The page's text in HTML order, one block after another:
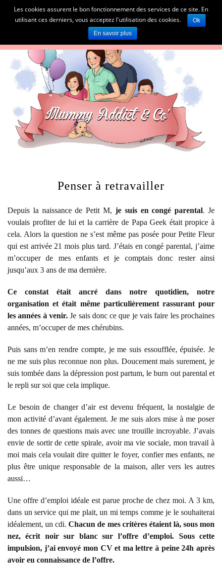
Penser à retravailler
Depuis la naissance de Petit M, je suis en congé parental. Je
voulais profiter de lui et la carrière de Papa Geek était propice à
cela. Alors la question ne s’est même pas posée pour Petite Fleur
qui est arrivée 21 mois plus tard. J’étais en congé parental, j’aime
m’occuper de mes enfants et je comptais donc rester ainsi
jusqu’aux 3 ans de ma dernière.
Ce constat était ancré dans notre quotidien, notre
organisation et était même particulièrement rassurant pour
les années à venir.Je sais donc ce que je vais faire les prochaines
années, m’occuper de mes chérubins.
Puis sans m’en rendre compte, je me suis essoufflée, épuisée. Je
ne me suis plus reconnue non plus. Doucement mais surement, je
suis tombée dans la dépression post partum, le burn out parental et
le repli sur soi que cela implique.
Le besoin de changer d’air est devenu fréquent, la nostalgie de
mon activité d’avant également. Je me suis alors mise à me poser
des tonnes de questions mais avec une trouille incroyable. J’avais
envie de sortir de cette spirale, avoir ma vie sociale, mon travail à
moi mais cela voulait dire quitter le foyer, confier mes enfants, ne
plus être unique responsable de la maison, aller vers les autres
aussi…
Une offre d’emploi idéale est parue proche de chez moi. A 3 km,
dans un service qui me plait, un mi temps comme je le souhaiterai
idéalement, un cdi.Chacun de mes critères étaient là, sous mon
nez, écrit noir sur blanc sur l’offre d’emploi. Sous cette
impulsion, j’ai envoyé mon CV et ma lettre à peine 24h après
avoir eu connaissance de l’offre.
Les cookies assurent le bon fonctionnement des services de ce site. En
utilisant ces derniers, vous acceptez l'utilisation des cookies.
Ok
En savoir plus